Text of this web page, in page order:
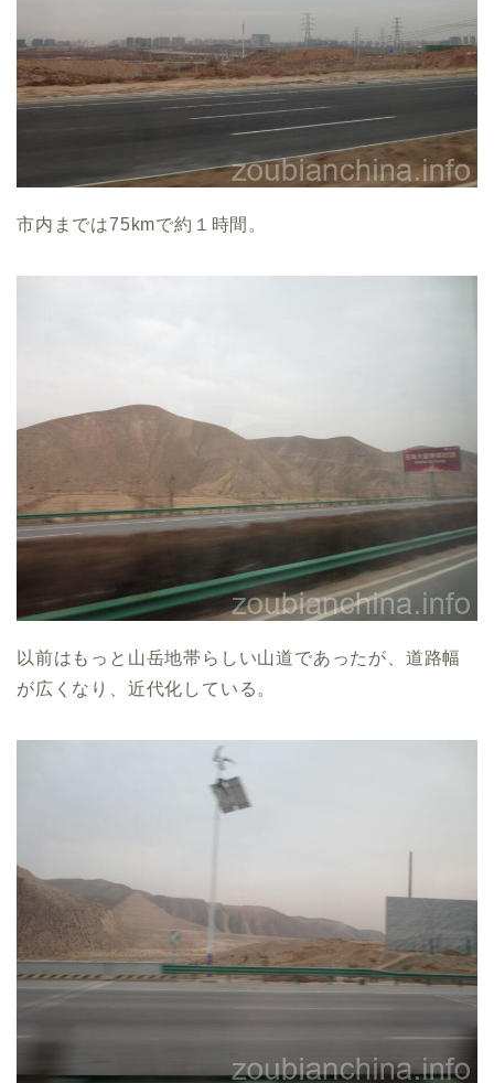
市内までは75kmで約１時間。
以前はもっと山岳地帯らしい山道であったが、道路幅
が広くなり、近代化している。